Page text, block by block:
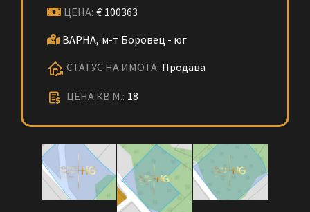
ЦЕНА: € 100363
ВАРНА, м-т Боровец - юг
СТАТУС НА ИМОТА: Продава
ЦЕНА КВ.М.: 18